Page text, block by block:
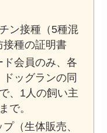
ン接種（5種混
接種の証明書
会員のみ、各
ッグランの同
、1人の飼い主
で。
（生体販売、